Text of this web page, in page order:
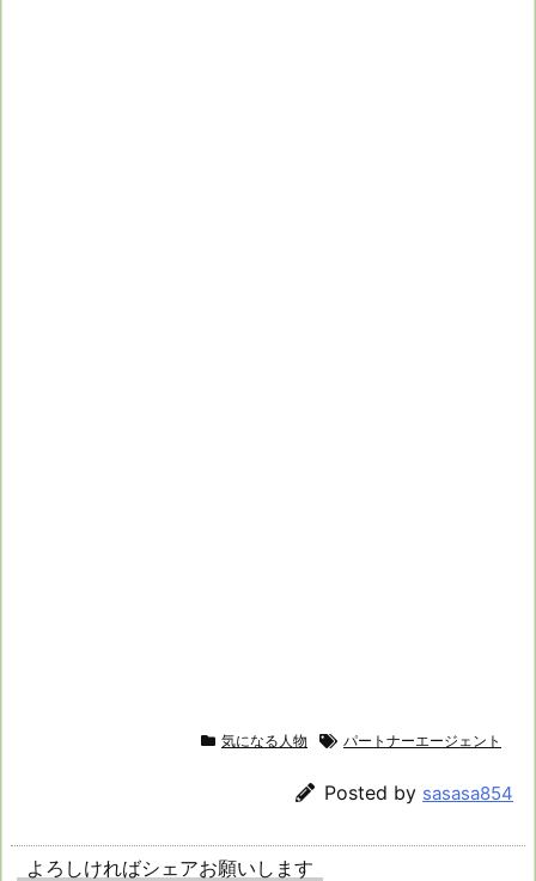
気になる人物 パートナーエージェント
Posted by sasasa854
よろしければシェアお願いします